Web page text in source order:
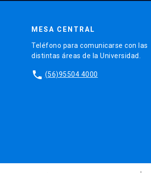
MESA CENTRAL
Teléfono para comunicarse con las
distintas áreas de la Universidad.
phone (56)95504 4000